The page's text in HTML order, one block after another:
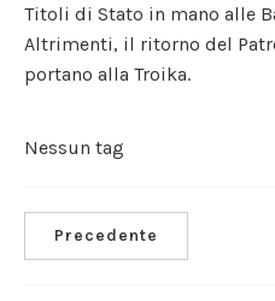
Titoli di Stato in mano alle
Altrimenti, il ritorno del
portano alla Troika.
Nessun tag
Precedente